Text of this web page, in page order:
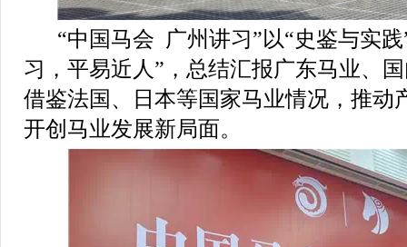
“中国马会
广州讲习”以“史鉴与实
习，平易近人”，总结汇报广东马业、
借鉴法国、日本等国家马业情况，推动
开创马业发展新局面。